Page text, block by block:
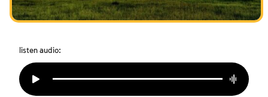
I digiuni commemorativi della distruzione del Tempio
Purìm
listen audio: